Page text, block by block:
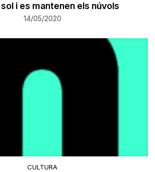
i es mantenen els núvols
14/05/2020
CULTURA